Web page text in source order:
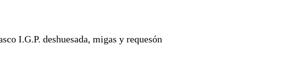
I.G.P. deshuesada, migas y requesón